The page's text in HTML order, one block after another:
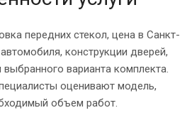
передних стекол, цена в Санкт-
конструкции дверей,
варианта комплекта.
оценивают модель,
объем работ.